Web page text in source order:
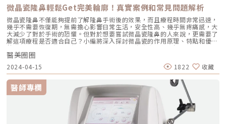
用；另外，蜂巢皮秒雷射的效果是漸進式的，建議1至1.5個月施打1次，視
個人膚質而定，約3至6次為1個完整療程。 通常做完1次會有微緊、熱感、
輕微泛紅及水腫，表面無傷口，約3至5天內會退紅，1周內先別擦A酸、A醇
類保養品，加強保濕，且防曬應確實，建議選擇物理性防曬產品，避免去角
質及前往SPA高溫場所，飲食方面則避免辛辣油炸，增加皮膚修復力。1至2
周效果明顯，皮膚變得細緻、透亮。有部分民眾初次施打雷射可能誘發光和
熱過敏反應，暫時出現類似風疹、蕁麻疹情況，透過擦藥膏、保濕能改善；
另外，有些痘痘肌男性也可能因為皮秒雷射促進皮膚代謝加快，產生短期爆
痘反應，建議可於皮秒雷射前1至2週進行水飛梭、清粉刺療程，就可降低爆
痘可能。陳醫師提醒，冬天的肌膚容易乾燥，應加強保濕護理，加上每天仍
會接觸讓皮膚老化的因子如陽光、空汙等，不妨每3至6個月定期保養，才能
維持皮膚最佳狀態。新聞連結：不只女人愛美！男人也愛面子 專家分享男
性保養新觀念 | NOW健康｜健康數位內容第一品牌！
微晶瓷隆鼻輕鬆Get完美輪廓！真實案例和常見問題解析
微晶瓷隆鼻不僅能夠提前了解隆鼻手術後的效果，而且療程時間非常迅速，
幾乎不需要恢復期，無需擔心影響日常生活，安全性高、幾乎無疼痛感，大
大減少了對於手術的恐懼。但對於想要嘗試微晶瓷隆鼻的人來說，更需要了
解這項療程是否適合自己？小編將深入探討微晶瓷的作用原理、特點和優
勢，並分析微晶瓷隆鼻與其他療程的差異，分享真實案例、解答常見問題，
讓讀者能快速了解。關於微晶瓷隆鼻和作用原理微晶瓷主要是「氫氧磷灰石
鈣」，又被稱為骨粉，與人體牙齒和骨骼中的成分相近。不僅可以填補凹
陷，例如提升臉頰豐滿度，還可用來增強鼻樑和鼻尖的高度。微晶瓷的特點
類似於人體組織中的無機成分，也就是「生物軟陶瓷」，能夠促進膠原蛋白
新生，填補已經流失的膠原質，而且不容易位移。微晶瓷隆鼻屬於微針劑注
射的方式，無需進行手術，也沒有較大的傷口，因此與傳統的開刀隆鼻相比
風險非常低，完全不會留下傷疤。療程後幾乎沒有瘀青或明顯的腫脹，只有
少許因個人體質差異而出現的輕微紅腫。療程後的鼻型看起來非常自然，觸
感也很柔軟，完全沒有異物感。不僅能夠呈現出美麗挺拔的形狀，而且具有
美容填充物的柔軟自然效果，也避免了全身麻醉所帶來的風險。微晶瓷隆鼻
醫美圈圈
2024-04-15 1822 收藏
醫師專欄